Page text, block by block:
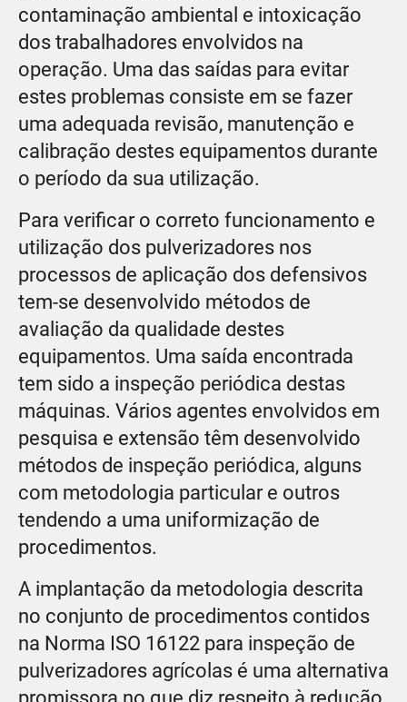
contaminação ambiental e intoxicação
dos trabalhadores envolvidos na
operação. Uma das saídas para evitar
estes problemas consiste em se fazer
uma adequada revisão, manutenção e
calibração destes equipamentos durante
o período da sua utilização.
Para verificar o correto funcionamento e
utilização dos pulverizadores nos
processos de aplicação dos defensivos
tem-se desenvolvido métodos de
avaliação da qualidade destes
equipamentos. Uma saída encontrada
tem sido a inspeção periódica destas
máquinas. Vários agentes envolvidos em
pesquisa e extensão têm desenvolvido
métodos de inspeção periódica, alguns
com metodologia particular e outros
tendendo a uma uniformização de
procedimentos.
A implantação da metodologia descrita
no conjunto de procedimentos contidos
na Norma ISO 16122 para inspeção de
pulverizadores agrícolas é uma alternativa